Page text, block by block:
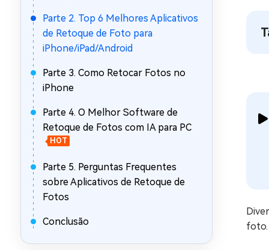
Parte 2. Top 6 Melhores Aplicativos
de Retoque de Foto para
iPhone/iPad/Android
Parte 3. Como Retocar Fotos no
iPhone
Parte 4. O Melhor Software de
Retoque de Fotos com IA para PC
HOT
Parte 5. Perguntas Frequentes
sobre Aplicativos de Retoque de
Fotos
Conclusão
foto.